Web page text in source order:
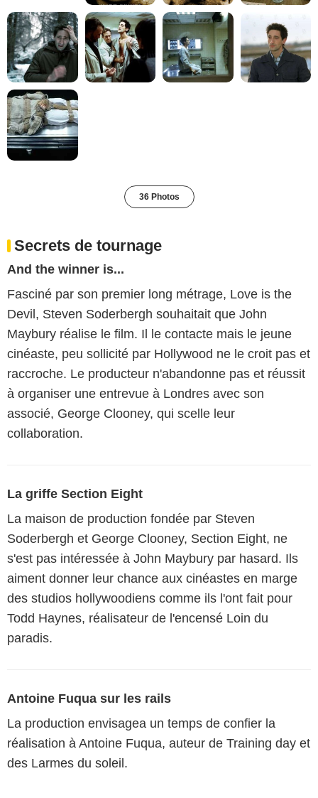
36 Photos
Secrets de tournage
And the winner is...
Fasciné par son premier long métrage, Love is the
Devil, Steven Soderbergh souhaitait que John
Maybury réalise le film. Il le contacte mais le jeune
cinéaste, peu sollicité par Hollywood ne le croit pas et
raccroche. Le producteur n'abandonne pas et réussit
à organiser une entrevue à Londres avec son
associé, George Clooney, qui scelle leur
collaboration.
La griffe Section Eight
La maison de production fondée par Steven
Soderbergh et George Clooney, Section Eight, ne
s'est pas intéressée à John Maybury par hasard. Ils
aiment donner leur chance aux cinéastes en marge
des studios hollywoodiens comme ils l'ont fait pour
Todd Haynes, réalisateur de l'encensé Loin du
paradis.
Antoine Fuqua sur les rails
La production envisagea un temps de confier la
réalisation à Antoine Fuqua, auteur de Training day et
des Larmes du soleil.